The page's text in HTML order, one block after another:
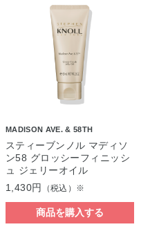
MADISON AVE. & 58TH
スティーブンノル マディソ
ン58 グロッシーフィニッシ
ュ ジェリーオイル
1,430円
（税込）※
商品を購入する